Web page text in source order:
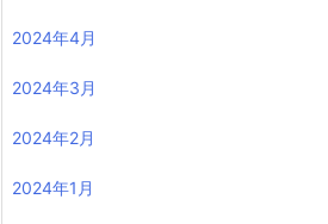
2024年4月
2024年3月
2024年2月
2024年1月